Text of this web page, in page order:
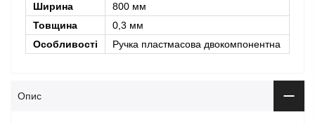
Ширина
800 мм
Товщина
0,3 мм
Особливості
Ручка пластмасова двокомпонентна
Опис